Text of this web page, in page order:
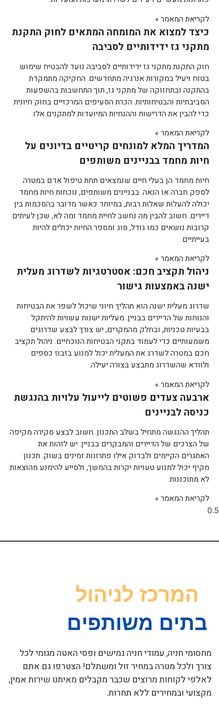
לקריאת המאמר »
כיצד למצוא את המומחה המתאים לחוק התקנת
מתקני גז ידידותיים לסביבה
חוק התקנת מתקני גז ידידותיים לסביבה נועד להבטיח שימוש
בטוח ויעיל במקורות אנרגיה מתחדשים. החקיקה מתמקדת
בהתקנה ובתחזוקה של מתקני גז, תוך התחשבות בהשפעות
הסביבתיות והבטיחותיות. הכרת הסעיפים המרכזיים בחוק חיונית
כדי להבין את הדרישות וההנחיות המיועדות למתקנים אלו.
לקריאת המאמר »
המדריך המלא למונחים קריטיים בדיונים על
חיות מחמד בבניינים משותפים
חיות מחמד הן בעלי חיים שנמצאים תחת טיפול אדם במטרה
לספק חברה או הנאה. בבניינים משותפים, נוכחות חיות מחמד
יכולה להעלות שאלות רבות, במיוחד כאשר מדובר בהסכמות בין
דיירים. חשוב להבין מה נחשב לחיית מחמד ומה לא, שכן לעיתים
קרובות נושאים כמו גודל, סוג ומספר החיות יכולים להיות
בעייתיים.
לקריאת המאמר »
ניהול תקציב חכם: אסטרטגיות לשדרוג מעלית
ישנה באמצעות גישור
שדרוג מעלית ישנה הוא תהליך חיוני שיכול לשפר את הבטיחות
והנוחות של הדיירים בבניין. מעליות ישנות עשויות להיתקל
בבעיות טכניות, ובחלק מהמקרים, יש צורך לבצע שדרוגים
משמעותיים כדי לעמוד בתקני הבטיחות הנוכחיים. ניהול תקציב
חכם במטרה לשדרג את המעלית יכול למנוע בזבוז כספים
ולוודא שהשדרוג מתבצע בצורה יעילה.
לקריאת המאמר »
ארבעה צעדים פשוטים לייעול עלויות בהנגשת
כניסה לבניינים
תהליך ההנגשה מתחיל בשלב התכנון. חשוב לבצע סקירה מקיפה
של הצרכים של הדיירים והמבקרים בבניין. יש לזהות את
האתגרים הקיימים ולבדוק אילו פתרונות זמינים בשוק. תכנון
מקיף יכול למנוע טעויות יקרות בהמשך, ולסייע להימנע מהוצאות
לא מתוכננות.
לקריאת המאמר »
מחסומי חניה, עמודי חניה גמישים ופסי האטה מגומי לכל
צורך ולכל מטרה במחיר זול ומשתלם! הצטרפו גם אתם
לאלפי לקוחות מרוצים שכבר מקבלים מאיתנו שירות אמין,
מקצועי ובמחירים ללא תחרות.